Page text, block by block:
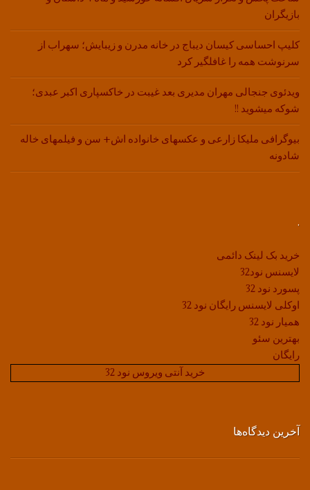
بازیگران
کلیپ احساسی کیسان دیباج در خانه مدرن و زیبایش؛ سهراب از
سرنوشت همه را غافلگیر کرد
ویدئوی جنجالی مهران مدیری بعد غیبت در خاکسپاری اکبر عبدی؛
شوکه میشوید !!
بیوگرافی ملیکا زارعی و عکسهای خانواده اش+ سن و فیلمهای خاله
شادونه
.
خرید بک لینک دائمی
لایسنس نود32
پسورد نود 32
اوکلی لایسنس رایگان نود 32
همیار نود 32
بهترین سئو
رایگان
خرید آنتی ویروس نود 32
آخرین دیدگاه‌ها